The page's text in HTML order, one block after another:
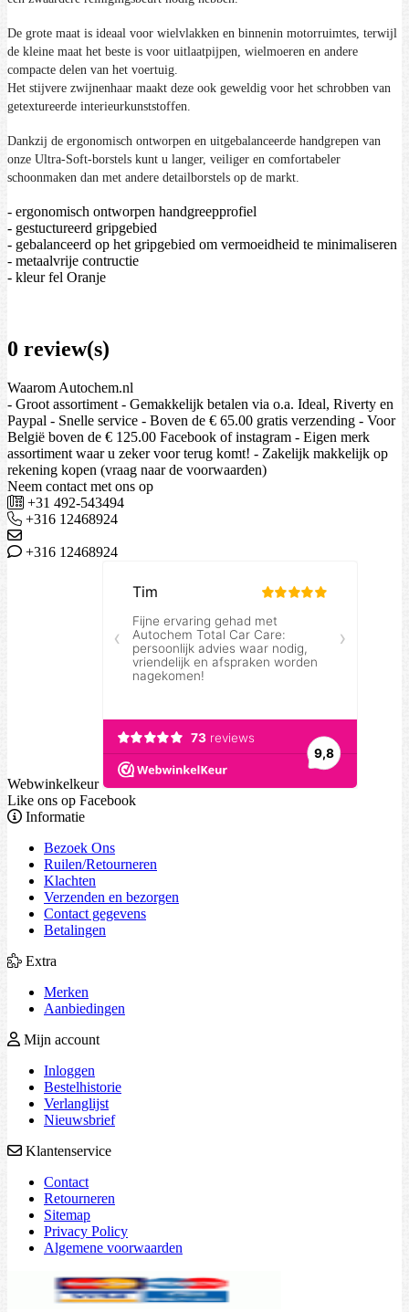
De grote maat is ideaal voor wielvlakken en binnenin motorruimtes, terwijl
de kleine maat het beste is voor uitlaatpijpen, wielmoeren en andere
compacte delen van het voertuig.
Het stijvere zwijnenhaar maakt deze ook geweldig voor het schrobben van
getextureerde interieurkunststoffen.
Dankzij de ergonomisch ontworpen en uitgebalanceerde handgrepen van
onze Ultra-Soft-borstels kunt u langer, veiliger en comfortabeler
schoonmaken dan met andere detailborstels op de markt.
- ergonomisch ontworpen handgreepprofiel
- gestuctureerd gripgebied
- gebalanceerd op het gripgebied om vermoeidheid te minimaliseren
- metaalvrije contructie
- kleur fel Oranje
0 review(s)
Waarom Autochem.nl
- Groot assortiment - Gemakkelijk betalen via o.a. Ideal, Riverty en
Paypal - Snelle service - Boven de € 65.00 gratis verzending - Voor
België boven de € 125.00 Facebook of instagram - Eigen merk
assortiment waar u zeker voor terug komt! - Zakelijk makkelijk op
rekening kopen (vraag naar de voorwaarden)
Neem contact met ons op
+31 492-543494
+316 12468924
+316 12468924
Webwinkelkeur
Like ons op Facebook
Informatie
Bezoek Ons
Ruilen/Retourneren
Klachten
Verzenden en bezorgen
Contact gegevens
Betalingen
Extra
Merken
Aanbiedingen
Mijn account
Inloggen
Bestelhistorie
Verlanglijst
Nieuwsbrief
Klantenservice
Contact
Retourneren
Sitemap
Privacy Policy
Algemene voorwaarden